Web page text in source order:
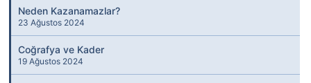
almak için lütfentıklayınız
Neden Kazanamazlar?
23 Ağustos 2024
Coğrafya ve Kader
19 Ağustos 2024